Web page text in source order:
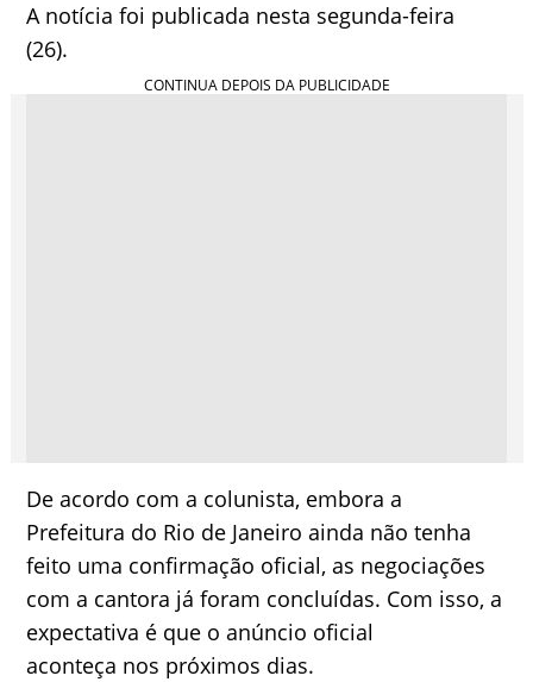
A notícia foi publicada nesta segunda-feira
(26).
De acordo com a colunista, embora a
Prefeitura do Rio de Janeiro ainda não tenha
feito uma confirmação oficial, as negociações
com a cantora já foram concluídas. Com isso, a
expectativa é que o anúncio oficial
aconteça nos próximos dias.